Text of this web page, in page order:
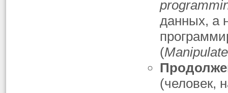
данных, а
(Manipulate
(человек,